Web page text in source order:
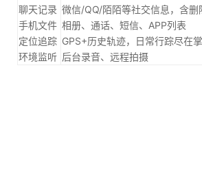
聊天记录 微信/QQ/陌陌等社交信息，含删
手机文件 相册、通话、短信、APP列表
定位追踪 GPS+历史轨迹，日常行踪尽在
环境监听 后台录音、远程拍摄